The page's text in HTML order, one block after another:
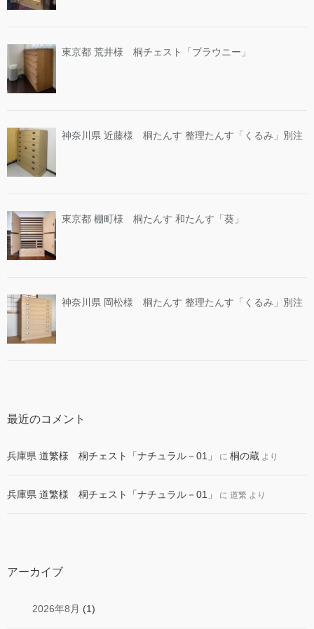
東京都 荒井様 桐チェスト「ブラウニー」
神奈川県 近藤様 桐たんす 整理たんす「くるみ」別注
東京都 棚町様 桐たんす 和たんす「葵」
神奈川県 岡松様 桐たんす 整理たんす「くるみ」別注
最近のコメント
兵庫県 道繁様 桐チェスト「ナチュラル－01」 に 桐の蔵 より
兵庫県 道繁様 桐チェスト「ナチュラル－01」 に 道繁 より
アーカイブ
2026年8月 (1)